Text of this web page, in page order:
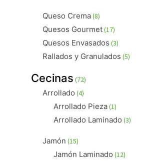
Queso Crema 88
productos
Quesos Gourmet 1717
productos
Quesos Envasados 33
productos
Rallados y Granulados 55
Cecinas 7272
productos
Arrollado 44
productos
Arrollado Pieza 11
producto
Arrollado Laminado 33
Jamón 1515
productos
Jamón Laminado 1212